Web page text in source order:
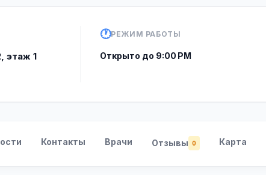
этаж 1
🕐РЕЖИМ РАБОТЫ
Открыто до 9:00 PM
Контакты Врачи Отзывы 0 Карта